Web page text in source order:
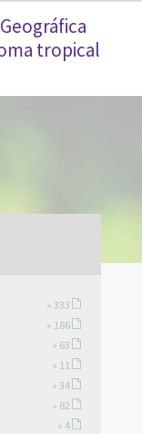
tropical
» 333
» 186
» 63
» 11
» 34
» 82
» 4